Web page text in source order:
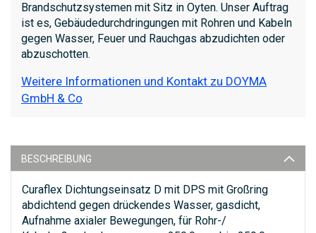
Brandschutzsystemen mit Sitz in Oyten. Unser Auftrag
ist es, Gebäudedurchdringungen mit Rohren und Kabeln
gegen Wasser, Feuer und Rauchgas abzudichten oder
abzuschotten.
Weitere Informationen und Kontakt zu DOYMA
GmbH & Co
BESCHREIBUNG
Curaflex Dichtungseinsatz D mit DPS mit Großring
abdichtend gegen drückendes Wasser, gasdicht,
Aufnahme axialer Bewegungen, für Rohr-/